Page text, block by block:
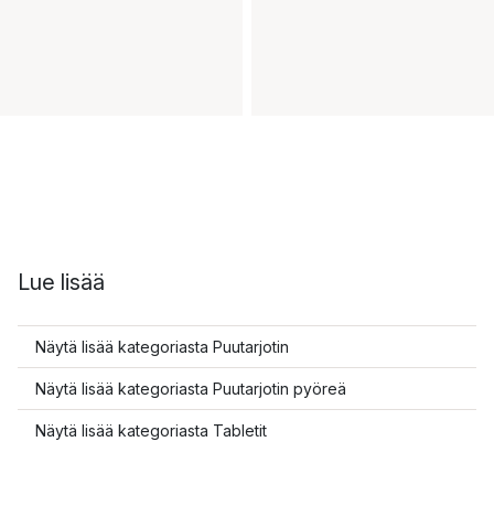
Lue lisää
Näytä lisää kategoriasta Puutarjotin
Näytä lisää kategoriasta Puutarjotin pyöreä
Näytä lisää kategoriasta Tabletit